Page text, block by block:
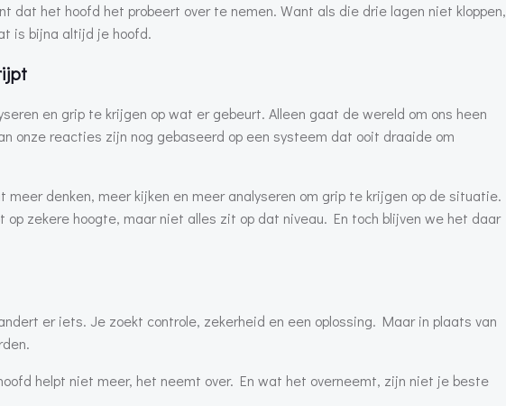
dat het hoofd het probeert over te nemen. Want als die drie lagen niet kloppen,
is bijna altijd je hoofd.
en grip te krijgen op wat er gebeurt. Alleen gaat de wereld om ons heen
onze reacties zijn nog gebaseerd op een systeem dat ooit draaide om
denken, meer kijken en meer analyseren om grip te krijgen op de situatie.
zekere hoogte, maar niet alles zit op dat niveau. En toch blijven we het daar
er iets. Je zoekt controle, zekerheid en een oplossing. Maar in plaats van
helpt niet meer, het neemt over. En wat het overneemt, zijn niet je beste